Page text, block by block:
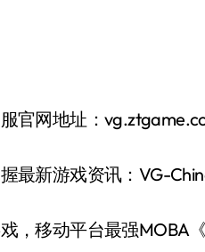
网地址：
新游戏资讯：VG-
移动平台最强MOBA